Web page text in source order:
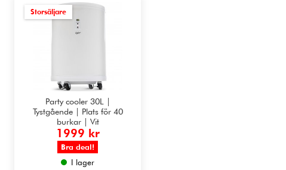
Storsäljare
Party cooler 30L |
Tystgående | Plats för 40
burkar | Vit
1999 kr
Bra deal!
I lager